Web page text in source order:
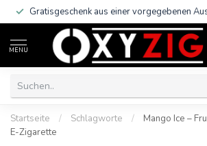
Gratisgeschenk aus einer vorgegebenen
MENU
Startseite / Schlagworte /
Mango Ice –
E-Zigarette